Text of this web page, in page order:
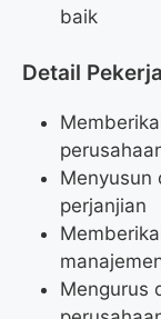
baik
Detail
Menyusun
perjanjian
Mengurus